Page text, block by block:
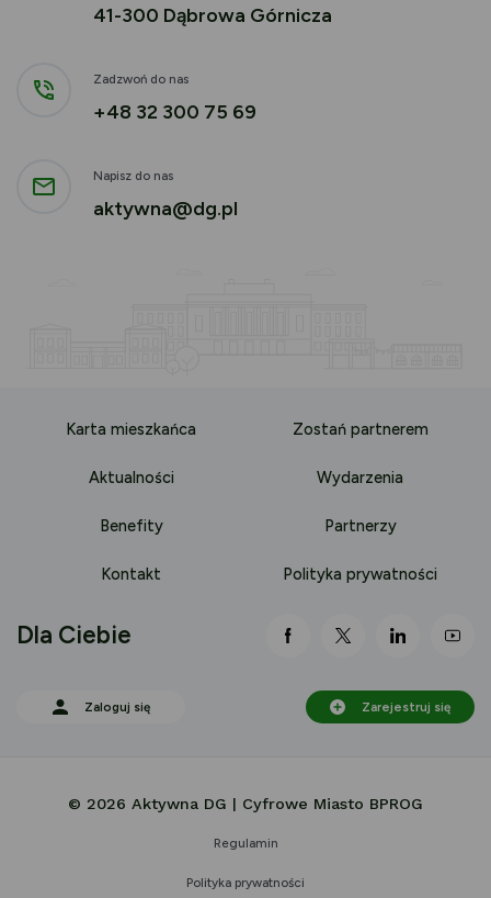
41-300 Dąbrowa Górnicza
Zadzwoń do nas
+48 32 300 75 69
Napisz do nas
aktywna@dg.pl
Karta mieszkańca Zostań partnerem
Aktualności Wydarzenia
Benefity Partnerzy
Kontakt Polityka prywatności
link otwiera się nowej
link otwiera się
link
Dla Ciebie
Zaloguj się Zarejestruj się
© 2026 Aktywna DG | Cyfrowe Miasto BPROG
Regulamin
Polityka prywatności